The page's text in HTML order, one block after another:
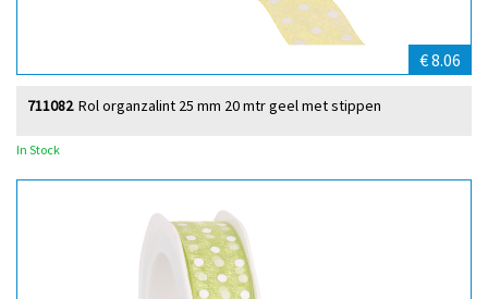
€ 8.06
Rol organzalint 25 mm 20 mtr geel met stippen
711082
In Stock